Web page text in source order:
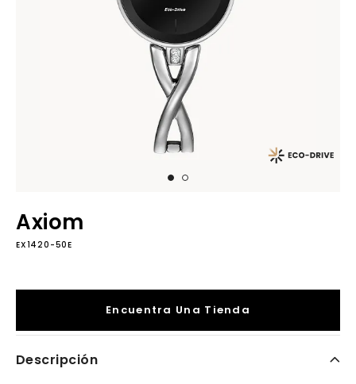
Axiom
EX1420-50E
Encuentra Una Tienda
Descripción